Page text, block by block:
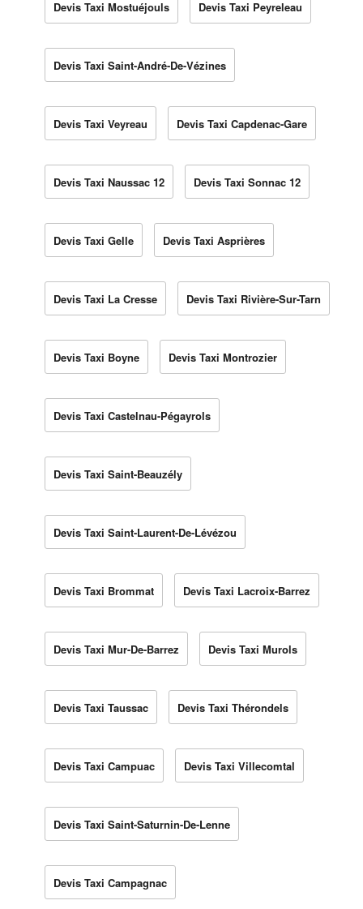
Devis Taxi Mostuéjouls Devis Taxi Peyreleau
Devis Taxi Saint-André-De-Vézines
Devis Taxi Veyreau Devis Taxi Capdenac-Gare
Devis Taxi Naussac 12 Devis Taxi Sonnac 12
Devis Taxi Gelle Devis Taxi Asprières
Devis Taxi La Cresse Devis Taxi Rivière-Sur-Tarn
Devis Taxi Boyne Devis Taxi Montrozier
Devis Taxi Castelnau-Pégayrols
Devis Taxi Saint-Beauzély
Devis Taxi Saint-Laurent-De-Lévézou
Devis Taxi Brommat Devis Taxi Lacroix-Barrez
Devis Taxi Mur-De-Barrez Devis Taxi Murols
Devis Taxi Taussac Devis Taxi Thérondels
Devis Taxi Campuac Devis Taxi Villecomtal
Devis Taxi Saint-Saturnin-De-Lenne
Devis Taxi Campagnac